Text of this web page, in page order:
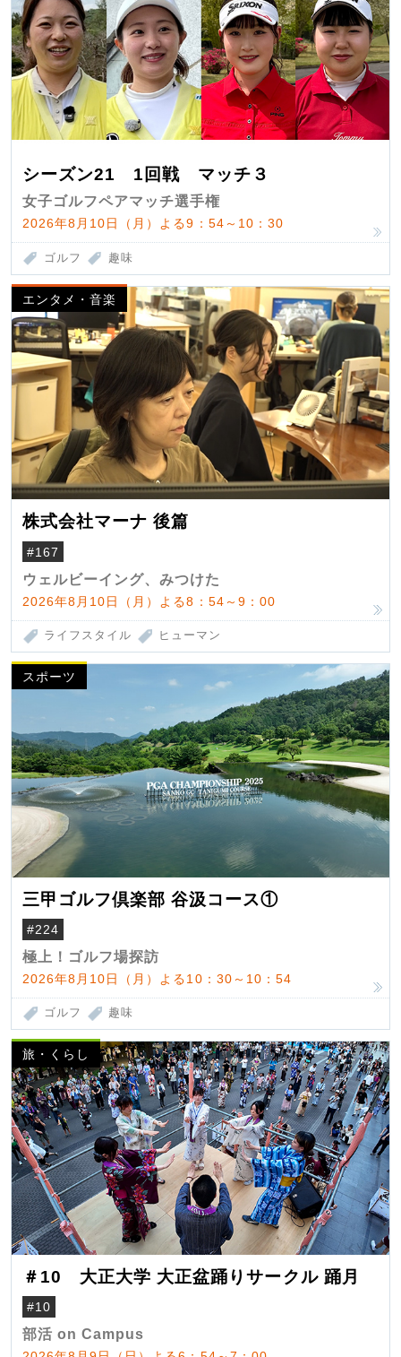
シーズン21 1回戦 マッチ３
女子ゴルフペアマッチ選手権
2026年8月10日（月）よる9：54～10：30
ゴルフ 趣味
エンタメ・音楽
株式会社マーナ 後篇
#167
ウェルビーイング、みつけた
2026年8月10日（月）よる8：54～9：00
ライフスタイル ヒューマン
スポーツ
三甲ゴルフ倶楽部 谷汲コース①
#224
極上！ゴルフ場探訪
2026年8月10日（月）よる10：30～10：54
ゴルフ 趣味
旅・くらし
＃10 大正大学 大正盆踊りサークル 踊月
#10
部活 on Campus